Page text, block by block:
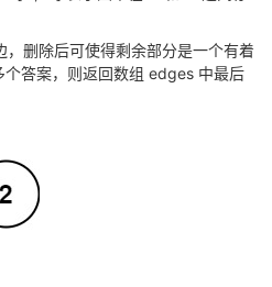
，删除后可使得剩余部分是一个有着
个答案，则返回数组 edges 中最后